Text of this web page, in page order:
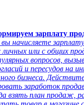
зарплату
вы начисляете
личных или с общих
вопросов,
и пересудов на
бизнеса.
заработок
взять план продаж,